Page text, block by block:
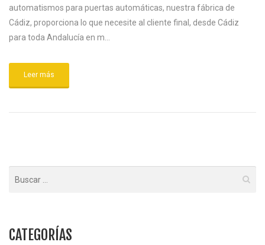
automatismos para puertas automáticas, nuestra fábrica de
Cádiz, proporciona lo que necesite al cliente final, desde Cádiz
para toda Andalucía en m...
Leer más
CATEGORÍAS